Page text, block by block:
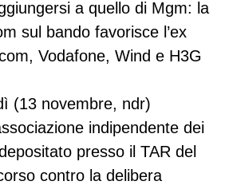
a quello di Mgm: la
sul bando favorisce l’ex
Vodafone, Wind e H3G
(13 novembre, ndr)
indipendente dei
presso il TAR del
contro la delibera